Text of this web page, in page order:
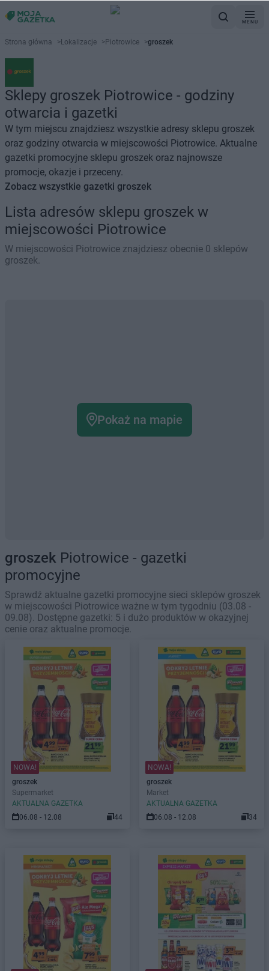
MENU
Strona główna >Lokalizacje >Piotrowice >groszek
Sklepy groszek Piotrowice - godziny
otwarcia i gazetki
W tym miejscu znajdziesz wszystkie adresy sklepu groszek
oraz godziny otwarcia w miejscowości Piotrowice. Aktualne
gazetki promocyjne sklepu groszek oraz najnowsze
promocje, okazje i przeceny.
Zobacz wszystkie gazetki groszek
Lista adresów sklepu groszek w
miejscowości Piotrowice
W miejscowości Piotrowice znajdziesz obecnie 0 sklepów
groszek.
Pokaż na mapie
groszek Piotrowice - gazetki
promocyjne
Sprawdź aktualne gazetki promocyjne sieci sklepów groszek
w miejscowości Piotrowice ważne w tym tygodniu (03.08 -
09.08). Dostępne gazetki: 5 i dużo produktów w okazyjnej
cenie oraz aktualne promocje.
NOWA!
groszek
Supermarket
AKTUALNA GAZETKA
06.08 - 12.08
44
NOWA!
groszek
Market
AKTUALNA GAZETKA
06.08 - 12.08
34